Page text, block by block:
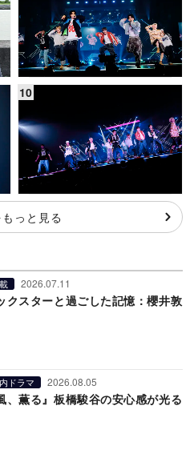
っと見る
2026.07.11
クスターと過ごした記憶：櫻井敦
ドラマ 2026.08.05
、薫る』板橋駿谷の安心感が光る